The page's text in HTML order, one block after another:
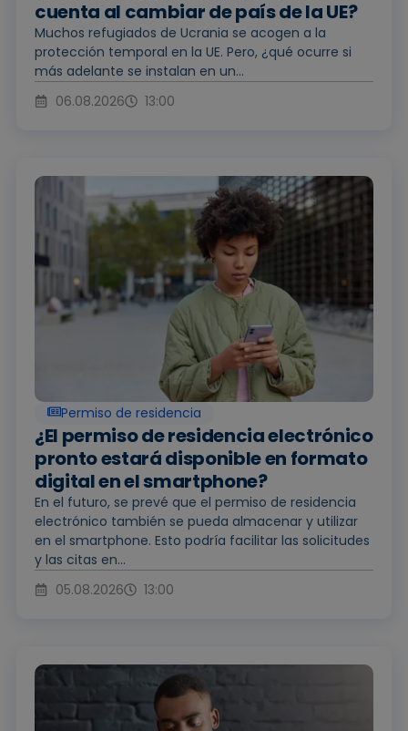
cuenta al cambiar de país de la UE?
Muchos refugiados de Ucrania se acogen a la
protección temporal en la UE. Pero, ¿qué ocurre si
más adelante se instalan en un...
06.08.2026
13:00
Permiso de residencia
¿El permiso de residencia electrónico
pronto estará disponible en formato
digital en el smartphone?
En el futuro, se prevé que el permiso de residencia
electrónico también se pueda almacenar y utilizar
en el smartphone. Esto podría facilitar las solicitudes
y las citas en...
05.08.2026
13:00